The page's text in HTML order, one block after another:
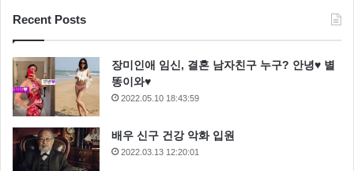
Recent Posts
장미인애 임신, 결혼 남자친구 누구? 안녕♥ 별
똥이와♥
2022.05.10 18:43:59
배우 신구 건강 악화 입원
2022.03.13 12:20:01